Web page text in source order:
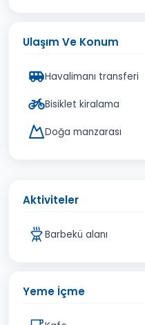
Ulaşım Ve Konum
Havalimanı transferi
Bisiklet kiralama
Doğa manzarası
Aktiviteler
Barbekü alanı
Yeme İçme